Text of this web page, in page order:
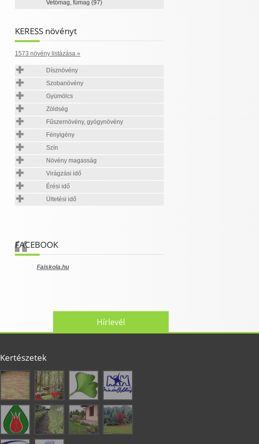
Vetőmag, fűmag (97)
KERESS növényt
1573 növény listázása »
Dísznövény
Szobanövény
Gyümölcs
Zöldség
Fűszernövény, gyógynövény
Fényigény
Szín
Növény magasság
Virágzási idő
Érési idő
Ültetési idő
FACEBOOK
Faiskola.hu
Hírlevél
Kertészetek